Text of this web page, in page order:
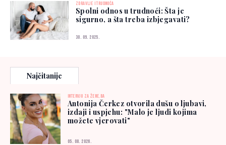
ZDRAVLJE I TRUDNOĆA
Spolni odnos u trudnoći: Šta je
sigurno, a šta treba izbjegavati?
30. 09. 2025.
Najčitanije
INTERVJU ZA ŽENE.BA
Antonija Čerkez otvorila dušu o ljubavi,
izdaji i uspjehu: "Malo je ljudi kojima
možete vjerovati"
05. 08. 2026.